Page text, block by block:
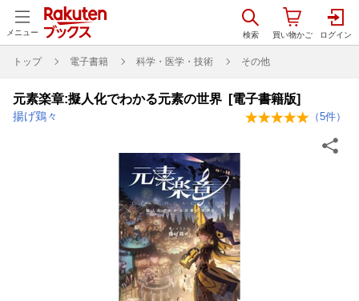
メニュー
トップ 電子書籍 科学・医学・技術 その他
元素楽章:擬人化でわかる元素の世界 [電子書籍版]
揚げ鶏々 （5件）